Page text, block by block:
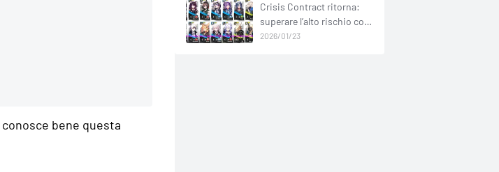
conosce bene questa
Crisis Contract ritorna:
superare l’alto rischio con
basso investimento
2026/01/23